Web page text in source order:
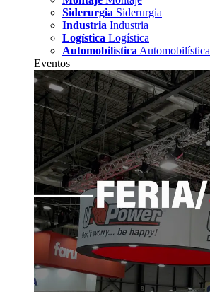
Siderurgia Siderurgia
Industria Industria
Logística Logística
Automobilística Automobilística
Eventos